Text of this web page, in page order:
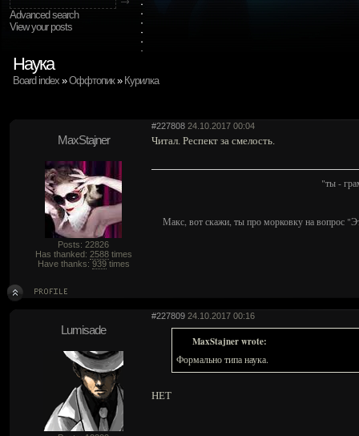
Advanced search
View your posts
Наука
Board index »Оффтопик» Курилка
#227808 24.10.2017 00:04
MaxStajner
Posts: 22826
Has thanked: 2588times
Have thanks: 939times
Читал. Респект за смелость.
"ты -
Макс, вот скажи, ты про морковку на вопрос
#227809 24.10.2017 00:16
Lumisade
MaxStajner wrote:
Формально типа наука.
НЕТ